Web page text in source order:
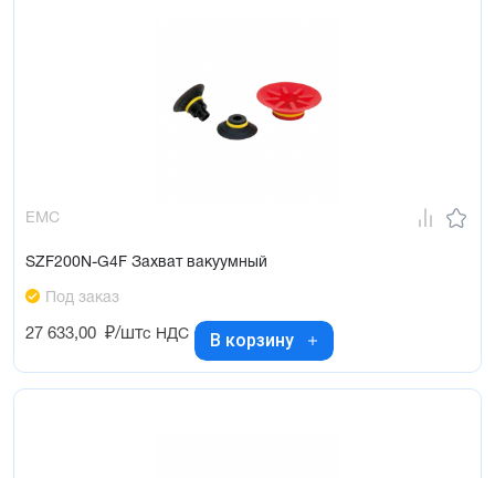
EMC
SZF200N-G4F Захват вакуумный
Под заказ
27 633,00 ₽/штс НДС В корзину